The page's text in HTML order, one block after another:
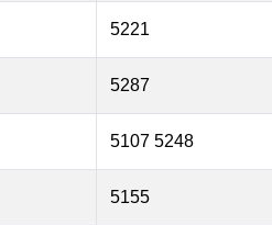
5221
5287
5107 5248
5155